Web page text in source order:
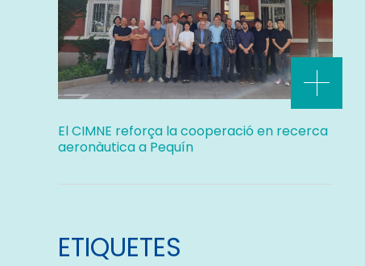
El CIMNE reforça la cooperació en recerca
aeronàutica a Pequín
ETIQUETES